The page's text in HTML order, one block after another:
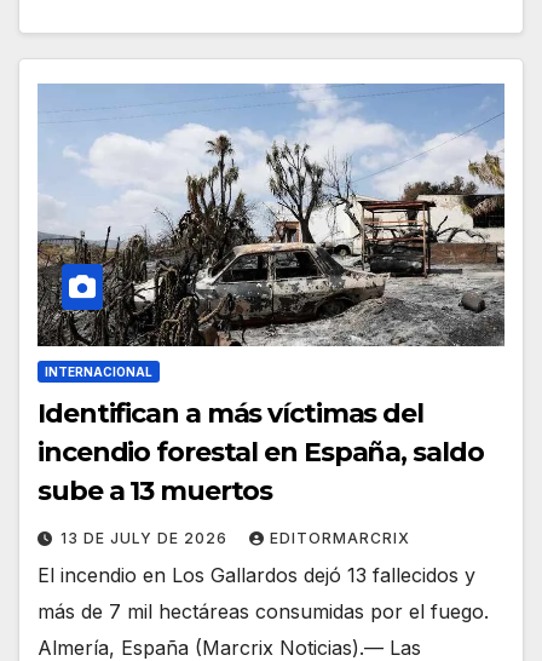
INTERNACIONAL
Identifican a más víctimas del
incendio forestal en España, saldo
sube a 13 muertos
13 DE JULY DE 2026 EDITORMARCRIX
El incendio en Los Gallardos dejó 13 fallecidos y
más de 7 mil hectáreas consumidas por el fuego.
Almería, España (Marcrix Noticias).— Las